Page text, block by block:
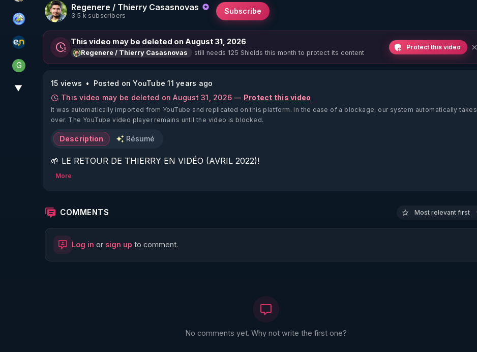
Tonton Posture Débrief
essentiel.news
G Generousbear
▼
Regenere / Thierry Casasnovas
3.5 k subscribers
Subscribe
This video may be deleted on August 31, 2026
Regenere / Thierry Casasnovas still needs 125 Shields this month to protect its content
Protect this video
15 views
Posted on YouTube 11 years ago
This video may be deleted on August 31, 2026 — Protect this video
It was automatically imported from YouTube and replicated on this platform. In the case of a blockage, our system automatically takes
over. The YouTube video player remains until the video is blocked.
Description Résumé
🌱 LE RETOUR DE THIERRY EN VIDÉO (AVRIL 2022)!
🌱 LE MAGAZINE RÉGÉNÈRE
http://rgnr.li/ymag
More
COMMENTS Most relevant first
Log in or sign up to comment.
No comments yet. Why not write the first one?